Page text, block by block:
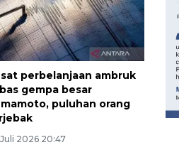
perbelanjaan ambruk
gempa besar
puluhan orang
2026 20:47
baru
2026